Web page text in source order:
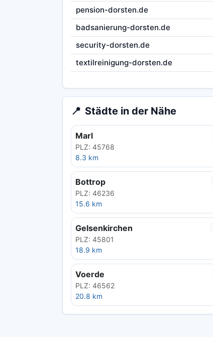
pension-dorsten.de
badsanierung-dorsten.de
security-dorsten.de
textilreinigung-dorsten.de
📍 Städte in der Nähe
Marl
PLZ: 45768
8.3 km
Bottrop
PLZ: 46236
15.6 km
Gelsenkirchen
PLZ: 45801
18.9 km
Voerde
PLZ: 46562
20.8 km